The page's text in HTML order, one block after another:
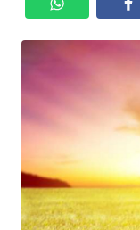
SERBI
OPINI
Informasi
INDEKS